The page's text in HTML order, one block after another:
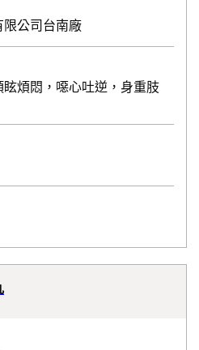
公司台南廠
煩悶，噁心吐逆，身重肢